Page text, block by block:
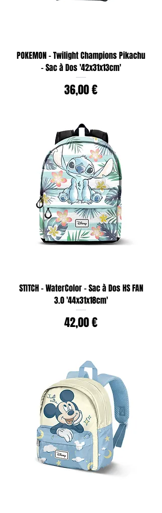
POKEMON - Twilight Champions Pikachu
- Sac à Dos '42x31x13cm'
Prix
36,00 €
STITCH - WaterColor - Sac à Dos HS FAN
3.0 '44x31x18cm'
Prix
42,00 €